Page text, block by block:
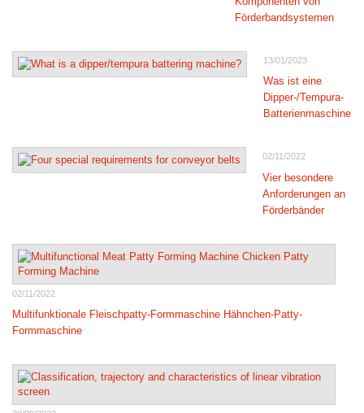
Förderbandsystemen
13/01/2023
Was ist eine
Dipper-/Tempura-
Batterienmaschine?
02/11/2022
Vier besondere
Anforderungen an
Förderbänder
02/11/2022
Multifunktionale Fleischpatty-Formmaschine Hähnchen-Patty-
Formmaschine